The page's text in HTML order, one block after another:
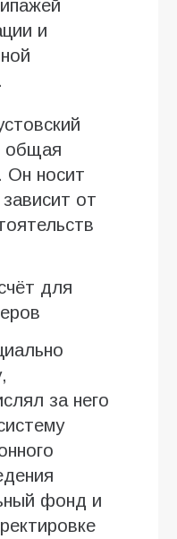
и
общая
Он носит
от
для
за него
фонд и